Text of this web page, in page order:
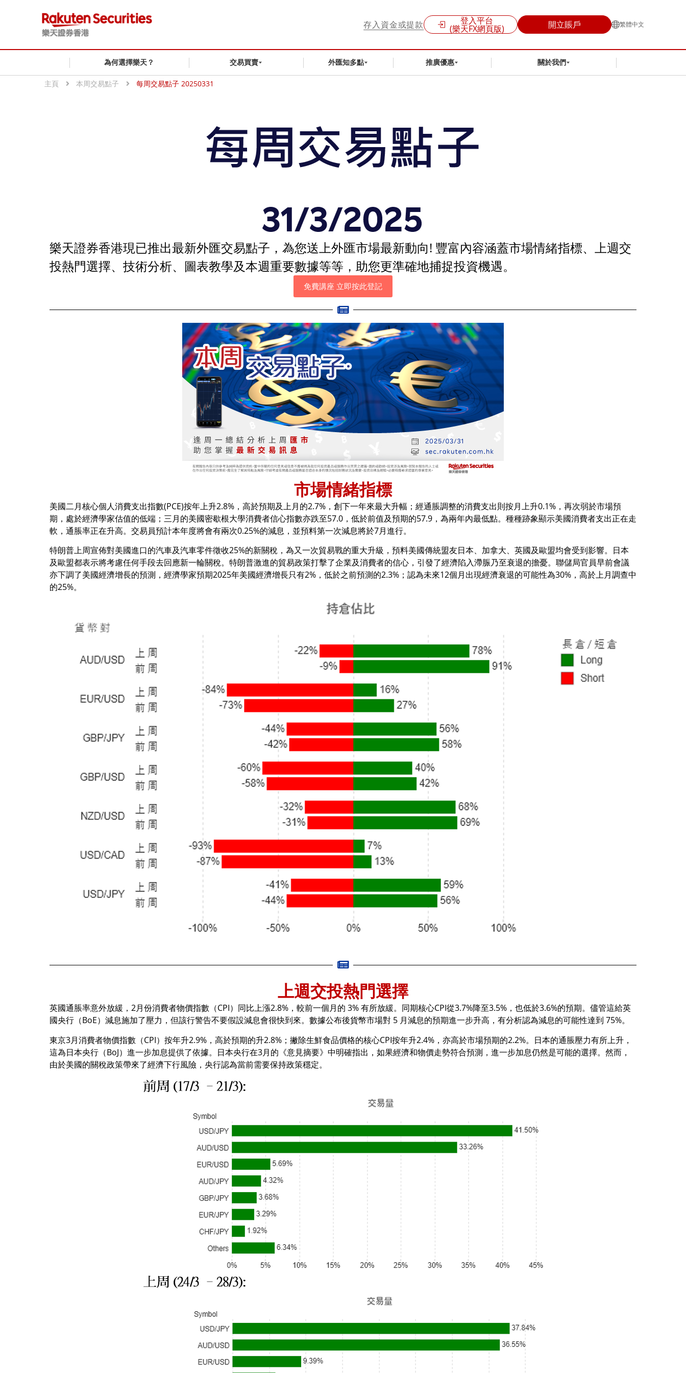
存入資金或提款 登入平台
(樂天FX網頁版) 開立賬戶 繁體中文
為何選擇樂天？ 交易買賣 外匯知多點 推廣優惠 關於我們
主頁 本周交易點子 每周交易點子 20250331
樂天證券香港現已推出最新外匯交易點子，為您送上外匯市場最新動向! 豐富內容涵蓋市場情緒指標、上週交
投熱門選擇、技術分析、圖表教學及本週重要數據等等，助您更準確地捕捉投資機遇。
免費講座 立即按此登記
市場情緒指標
美國二月核心個人消費支出指數(PCE)按年上升2.8%，高於預期及上月的2.7%，創下一年來最大升幅；經通脹調整的消費支出則按月上升0.1%，再次弱於市場預
期，處於經濟學家估值的低端；三月的美國密歇根大學消費者信心指數亦跌至57.0，低於前值及預期的57.9，為兩年內最低點。種種跡象顯示美國消費者支出正在走
軟，通脹率正在升高。交易員預計本年度將會有兩次0.25%的減息，並預料第一次減息將於7月進行。
特朗普上周宣佈對美國進口的汽車及汽車零件徵收25%的新關稅，為又一次貿易戰的重大升級，預料美國傳統盟友日本、加拿大、英國及歐盟均會受到影響。日本
及歐盟都表示將考慮任何手段去回應新一輪關稅。特朗普激進的貿易政策打擊了企業及消費者的信心，引發了經濟陷入滯脤乃至衰退的擔憂。聯儲局官員早前會議
亦下調了美國經濟增長的預測，經濟學家預期2025年美國經濟增長只有2%，低於之前預測的2.3%；認為未來12個月出現經濟衰退的可能性為30%，高於上月調查中
的25%。
上週交投熱門選擇
英國通脹率意外放緩，2月份消費者物價指數（CPI）同比上漲2.8%，較前一個月的 3% 有所放緩。同期核心CPI從3.7%降至3.5%，也低於3.6%的預期。儘管這給英
國央行（BoE）減息施加了壓力，但該行警告不要假設減息會很快到來。數據公布後貨幣市場對 5 月減息的預期進一步升高，有分析認為減息的可能性達到 75%。
東京3月消費者物價指數（CPI）按年升2.9%，高於預期的升2.8%；撇除生鮮食品價格的核心CPI按年升2.4%，亦高於市場預期的2.2%。日本的通脹壓力有所上升，
這為日本央行（BoJ）進一步加息提供了依據。日本央行在3月的《意見摘要》中明確指出，如果經濟和物價走勢符合預測，進一步加息仍然是可能的選擇。然而，
由於美國的關稅政策帶來了經濟下行風險，央行認為當前需要保持政策穩定。